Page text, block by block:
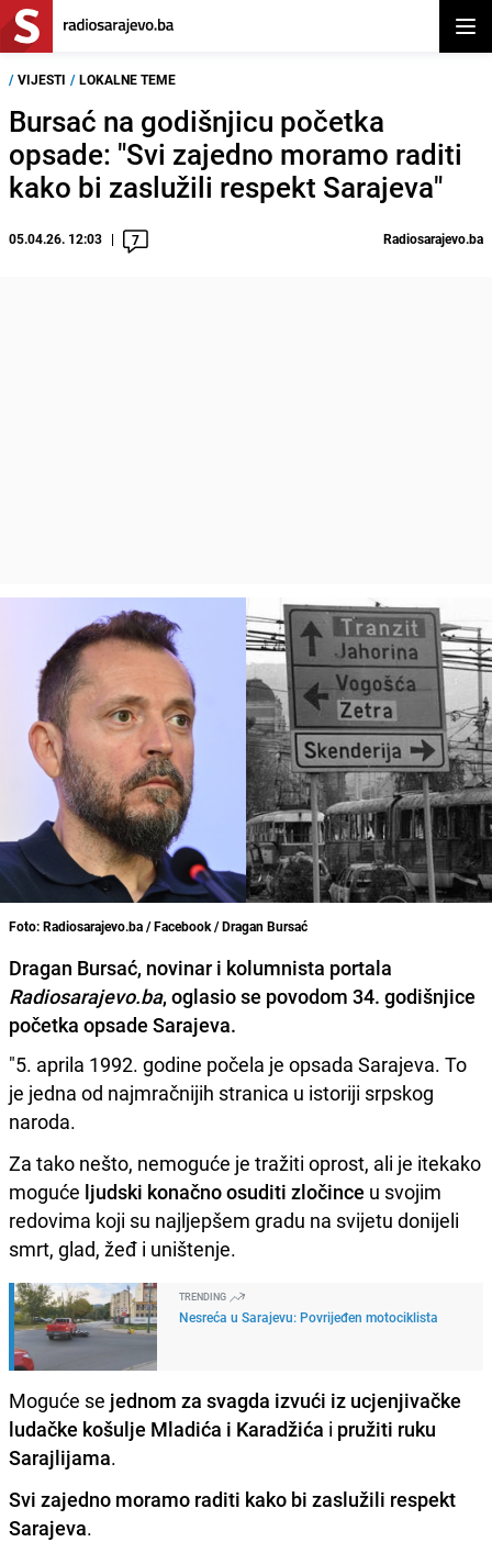
/ VIJESTI / LOKALNE TEME
Bursać na godišnjicu početka
opsade: "Svi zajedno moramo raditi
kako bi zaslužili respekt Sarajeva"
05.04.26. 12:03 7 Radiosarajevo.ba
Foto: Radiosarajevo.ba / Facebook / Dragan Bursać
Dragan Bursać, novinar i kolumnista portala
Radiosarajevo.ba, oglasio se povodom 34. godišnjice
početka opsade Sarajeva.
"5. aprila 1992. godine počela je opsada Sarajeva. To
je jedna od najmračnijih stranica u istoriji srpskog
naroda.
Za tako nešto, nemoguće je tražiti oprost, ali je itekako
moguće ljudski konačno osuditi zločince u svojim
redovima koji su najljepšem gradu na svijetu donijeli
smrt, glad, žeđ i uništenje.
TRENDING
Nesreća u Sarajevu: Povrijeđen motociklista
Moguće se jednom za svagda izvući iz ucjenjivačke
ludačke košulje Mladića i Karadžića i pružiti ruku
Sarajlijama.
Svi zajedno moramo raditi kako bi zaslužili respekt
Sarajeva.